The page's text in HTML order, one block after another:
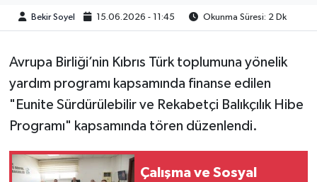
Bekir Soyel 15.06.2026 - 11:45 Okunma Süresi: 2 Dk
Avrupa Birliği’nin Kıbrıs Türk toplumuna yönelik
yardım programı kapsamında finanse edilen
"Eunite Sürdürülebilir ve Rekabetçi Balıkçılık Hibe
Programı" kapsamında tören düzenlendi.
Çalışma ve Sosyal